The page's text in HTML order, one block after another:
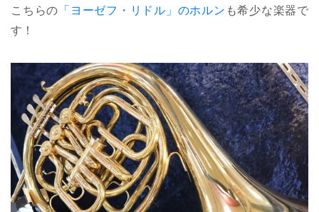
こちらの 「ヨーゼフ・リドル」のホルン も希少な楽器で
す！